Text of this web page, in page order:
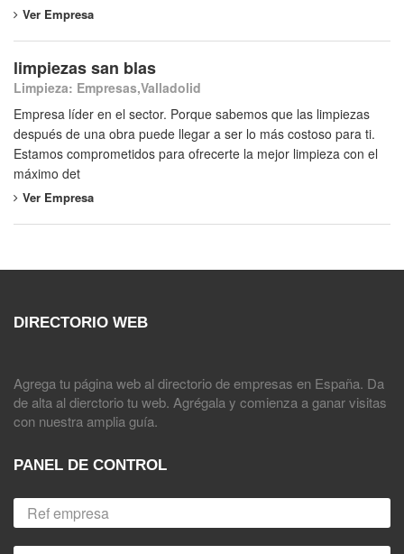
Ver Empresa
limpiezas san blas
Limpieza: Empresas,Valladolid
Empresa líder en el sector. Porque sabemos que las limpiezas
después de una obra puede llegar a ser lo más costoso para ti.
Estamos comprometidos para ofrecerte la mejor limpieza con el
máximo det
Ver Empresa
DIRECTORIO WEB
Agrega tu página web al directorio de empresas en España. Da
de alta al dierctorio tu web. Agrégala y comienza a ganar visitas
con nuestra amplia guía.
PANEL DE CONTROL